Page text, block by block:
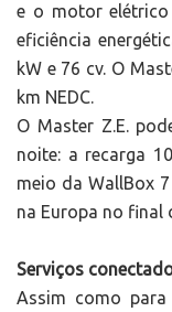
e o motor elétrico
eficiência
kW e 76 cv. O
km NEDC.
O Master Z.E.
noite: a recarga
meio da WallBox
na Europa no final
Serviços
Assim como